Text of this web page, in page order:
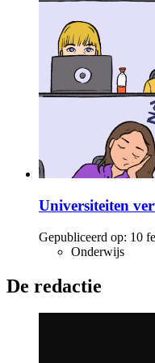
Universiteiten
Gepubliceerd op: 10
Onderwijs
De redactie